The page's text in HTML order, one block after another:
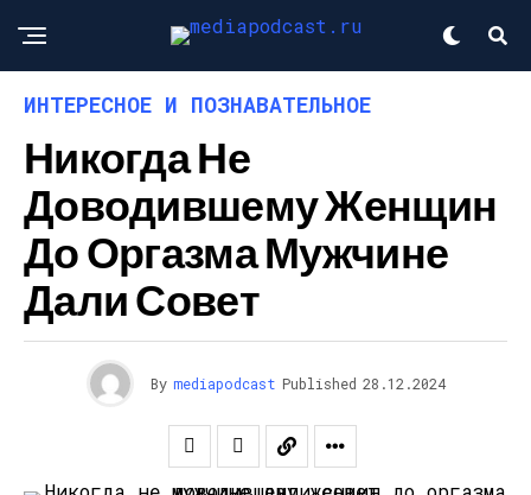
ИНТЕРЕСНОЕ И ПОЗНАВАТЕЛЬНОЕ
Никогда Не
Доводившему Женщин
До Оргазма Мужчине
Дали Совет
By mediapodcast Published 28.12.2024